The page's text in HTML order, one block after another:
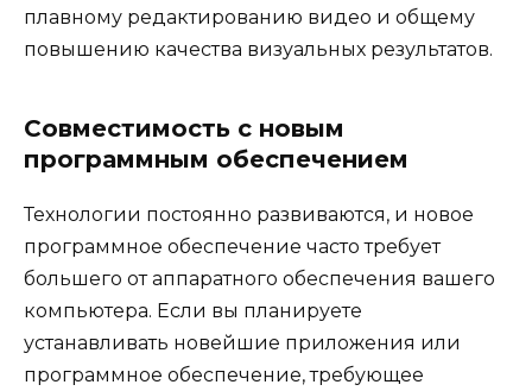
плавному редактированию видео и общему
повышению качества визуальных результатов.
Совместимость с новым
программным обеспечением
Технологии постоянно развиваются, и новое
программное обеспечение часто требует
большего от аппаратного обеспечения вашего
компьютера. Если вы планируете
устанавливать новейшие приложения или
программное обеспечение, требующее